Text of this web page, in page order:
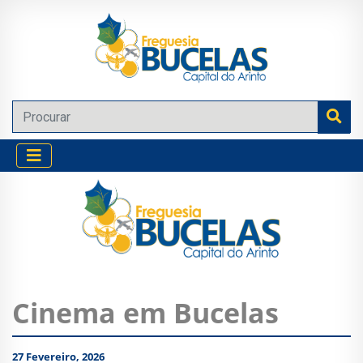
Cinema em Bucelas
27 Fevereiro, 2026